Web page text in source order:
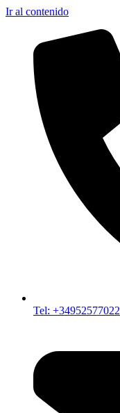
Ir al contenido
Tel: +34952577022